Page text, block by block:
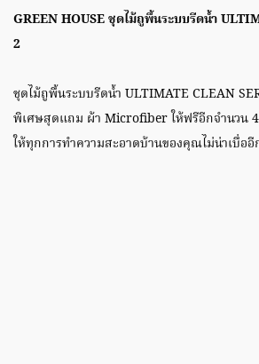
GREEN HOUSE ชุดไม้ถูพื้นระบบรีดน้ำ
2
ชุดไม้ถูพื้นระบบรีดน้ำ ULTIMATE CLEAN
พิเศษสุดแถม ผ้า Microfiber ให้ฟรีอีกจำนวน
ให้ทุกการทำความสะอาดบ้านของคุณไม่น่าเบื่ออี